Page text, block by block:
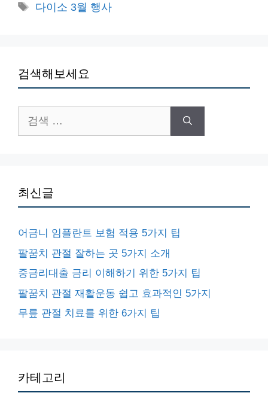
태
다이소 3월 행사
검색해보세요
색:
최신글
어금니 임플란트 보험 적용 5가지 팁
팔꿈치 관절 잘하는 곳 5가지 소개
중금리대출 금리 이해하기 위한 5가지 팁
팔꿈치 관절 재활운동 쉽고 효과적인 5가지
무릎 관절 치료를 위한 6가지 팁
카테고리